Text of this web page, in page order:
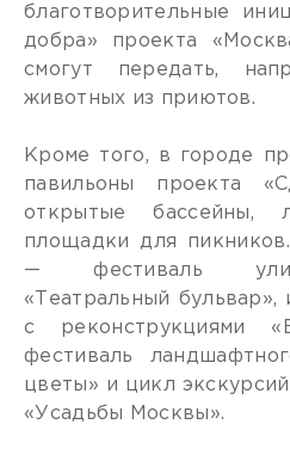
благотворительные
добра» проекта
смогут передать,
животных из приютов.
Кроме того, в городе
павильоны проекта
открытые бассейны,
площадки для
— фестиваль
«Театральный бульвар»,
с реконструкциями
фестиваль
цветы» и цикл
«Усадьбы Москвы».